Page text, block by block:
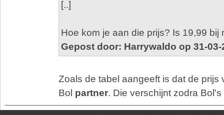
[..]
Hoe kom je aan die prijs? Is 19,99 bij
Gepost door: Harrywaldo op 31-03-
Zoals de tabel aangeeft is dat de prijs
Bol partner. Die verschijnt zodra